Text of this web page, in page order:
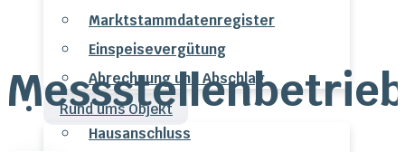
Marktstammdatenregister
Einspeisevergütung
Abrechnung und Abschlag
Rund ums Objekt
Hausanschluss
Messstellenbetrieb